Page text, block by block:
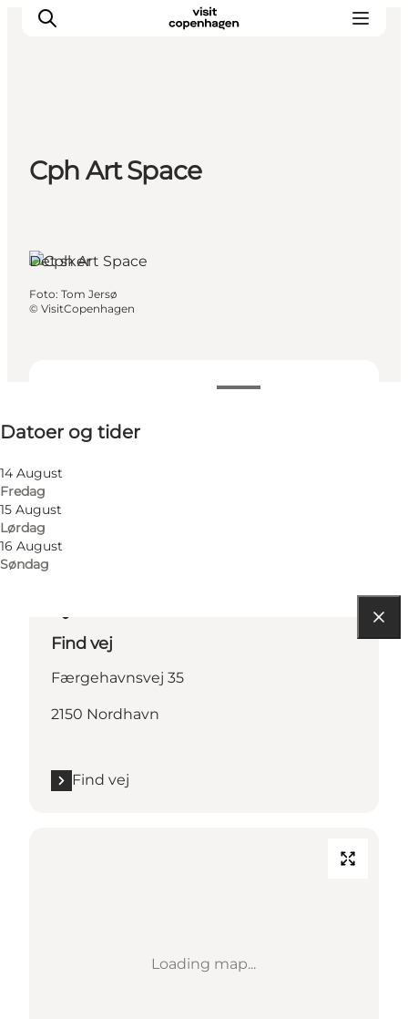
This is Copenhagen
Aktiviteter
Planlæg din tur
Copenhagen Card
Cph Art Space
Datoer og tider
14 August
Fredag
15 August
Lørdag
16 August
Søndag
Besøg hjemmeside
Det sker
Foto: Tom Jersø
© VisitCopenhagen
Find vej
Færgehavnsvej 35
2150 Nordhavn
Find vej
Loading map...